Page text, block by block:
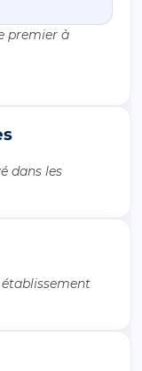
premier à
dans les